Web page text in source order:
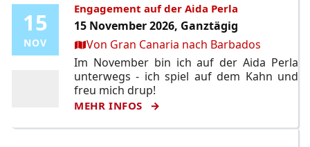
15
NOV
15
NOV
Engagement auf der Aida Perla
15 November 2026, Ganztägig
Ort:Von Gran Canaria nach Barbados
Im November bin ich auf der Aida Perla
unterwegs - ich spiel auf dem Kahn und
freu mich drup!
MEHR INFOS